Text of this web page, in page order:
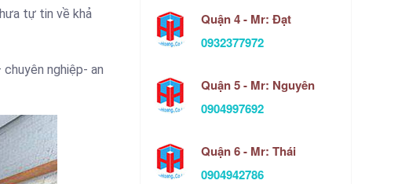
tự tin về khả
nghiệp- an
Quận 4 - Mr: Đạt
0932377972
Quận 5 - Mr: Nguyên
0904997692
Quận 6 - Mr: Thái
0904942786